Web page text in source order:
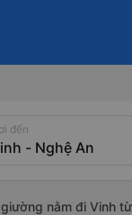
đến
nằm đi Vinh